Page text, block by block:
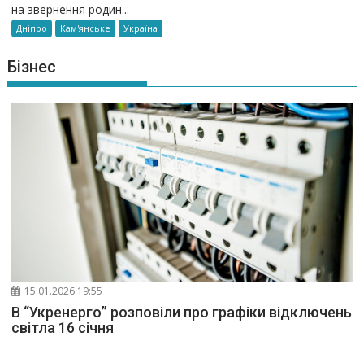
на звернення родин...
Дніпро Кам'янське Україна
Бізнес
15.01.2026 19:55
В “Укренерго” розповіли про графіки відключень
світла 16 січня